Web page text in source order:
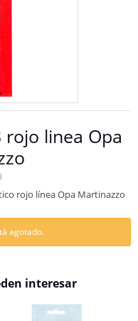
linea Opa
rojo línea Opa Martinazzo
agotado.
interesar